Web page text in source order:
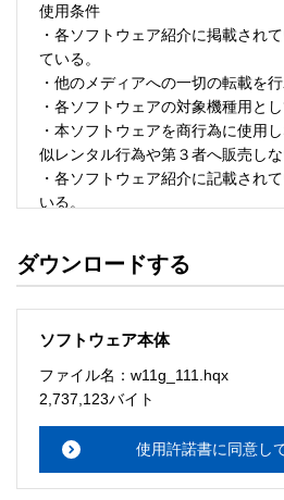
使用条件
・各ソフトウェア紹介に掲載され
ている。
・他のメディアへの一切の転載を
・各ソフトウェアの対象機種用と
・本ソフトウェアを商行為に使用
似レンタル行為や第３者へ販売しな
・各ソフトウェア紹介に記載され
いる。
・ソフトウェアを改変、またはリ
ソフトウェアのサポート
・本サーバでは、ユーザーサポート
メーションセンターまでお願い
ルをお読み下さい。
ダウンロードする
ソフトウェア本体
ファイル名：w11g_111.hqx
2,737,123バイト
使用許諾書に同意し